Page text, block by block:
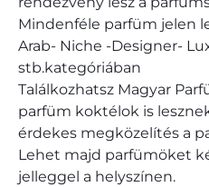
Mindenféle parfüm jelen
Arab- Niche -Designer-
stb.kategóriában
Találkozhatsz Magyar
parfüm koktélok is
érdekes megközelítés a
Lehet majd parfümöket
jelleggel a helyszínen.